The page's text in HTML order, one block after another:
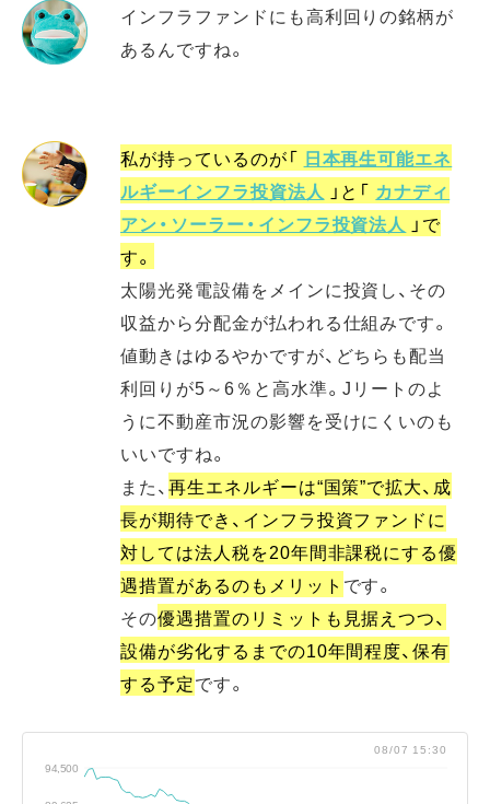
インフラファンドにも高利回りの銘柄が
あるんですね。
私が持っているのが「 日本再生可能エネ
ルギーインフラ投資法人 」と「 カナディ
アン・ソーラー・インフラ投資法人 」で
す。
太陽光発電設備をメインに投資し、その
収益から分配金が払われる仕組みです。
値動きはゆるやかですが、どちらも配当
利回りが5～6％と高水準。Jリートのよ
うに不動産市況の影響を受けにくいのも
いいですね。
また、 再生エネルギーは“国策”で拡大、成
長が期待でき、インフラ投資ファンドに
対しては法人税を20年間非課税にする優
遇措置があるのもメリット です。
その優遇措置のリミットも見据えつつ、
設備が劣化するまでの10年間程度、保有
する予定です。
08/07 15:30
94,500